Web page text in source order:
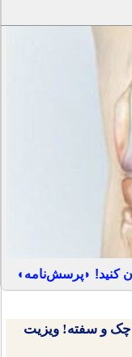
کنید! ◗پرسش‌نامه◖
چک و سفته! ویزیت